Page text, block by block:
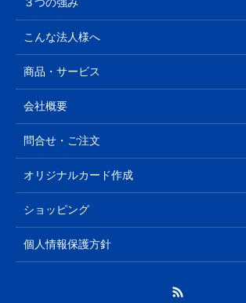
こんな法人様へ
商品・サービス
会社概要
問合せ・ご注文
オリジナルカード作成
ショッピング
個人情報保護方針